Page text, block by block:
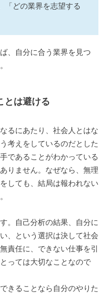
「どの業界を志望する
、自分に合う業界を見つ
とは避ける
るにあたり、社会人とはな
考えをしているのだとした
であることがわかっている
りません。なぜなら、無理
しても、結局は報われない
。自己分析の結果、自分に
、という選択は決して社会
責任に、できない仕事を引
っては大切なことなので
きることなら自分のやりた